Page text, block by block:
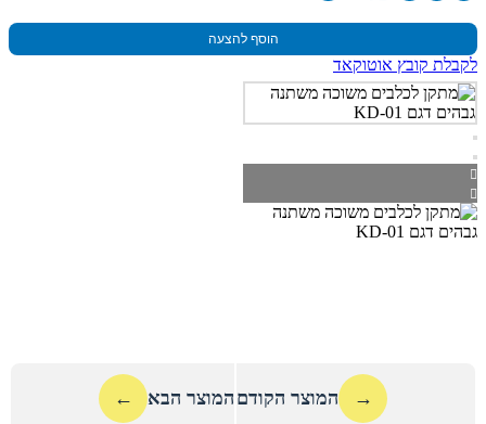
הוסף להצעה
לקבלת קובץ אוטוקאד
→ המוצר הקודם המוצר הבא ←